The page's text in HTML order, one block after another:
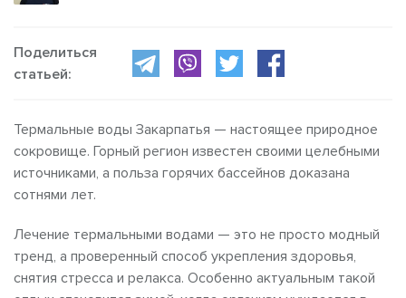
Поделиться
статьей:
Термальные воды Закарпатья — настоящее природное
сокровище. Горный регион известен своими целебными
источниками, а польза горячих бассейнов доказана
сотнями лет.
Лечение термальными водами — это не просто модный
тренд, а проверенный способ укрепления здоровья,
снятия стресса и релакса. Особенно актуальным такой